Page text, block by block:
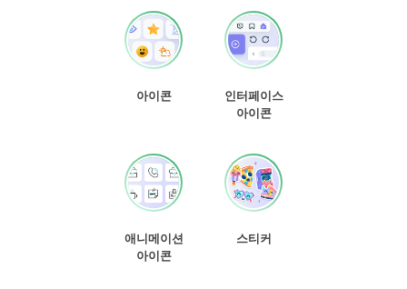
아이콘
인터페이스
아이콘
애니메이션
아이콘
스티커